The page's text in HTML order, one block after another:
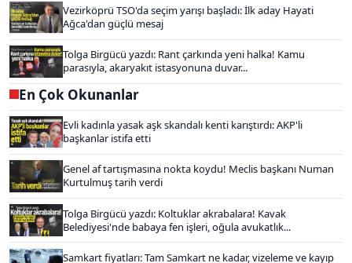
Vezirköprü TSO'da seçim yarışı başladı: İlk aday Hayati
Ağca'dan güçlü mesaj
Tolga Birgücü yazdı: Rant çarkında yeni halka! Kamu
parasıyla, akaryakıt istasyonuna duvar...
En Çok Okunanlar
Evli kadınla yasak aşk skandalı kenti karıştırdı: AKP'li
başkanlar istifa etti
Genel af tartışmasına nokta koydu! Meclis başkanı Numan
Kurtulmuş tarih verdi
Tolga Birgücü yazdı: Koltuklar akrabalara! Kavak
Belediyesi'nde babaya fen işleri, oğula avukatlık...
Samkart fiyatları: Tam Samkart ne kadar, vizeleme ve kayıp